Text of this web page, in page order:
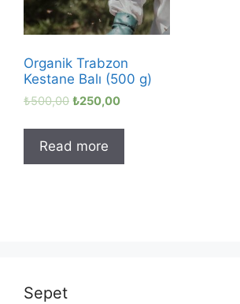
Organik Trabzon
Kestane Balı (500 g)
₺500,00 ₺250,00
Read more
Sepet